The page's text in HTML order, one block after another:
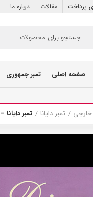
پرداخت مقالات درباره ما
صفحه اصلی تمبر جمهوری
تمبر دایانا تمبر دایانا – 22